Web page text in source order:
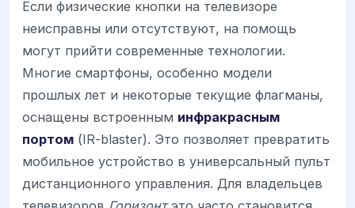
Если физические кнопки на телевизоре
неисправны или отсутствуют, на помощь
могут прийти современные технологии.
Многие смартфоны, особенно модели
прошлых лет и некоторые текущие флагманы,
оснащены встроенным инфракрасным
портом (IR-blaster). Это позволяет превратить
мобильное устройство в универсальный пульт
дистанционного управления. Для владельцев